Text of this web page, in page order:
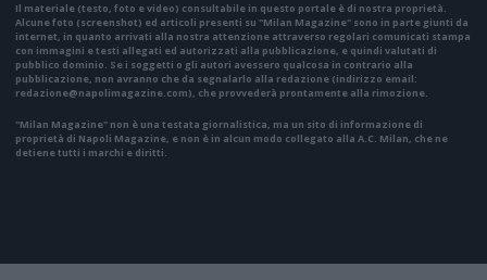
Il materiale (testo, foto e video) consultabile in questo portale è di nostra proprietà.
Alcune foto (screenshot) ed articoli presenti su "Milan Magazine" sono in parte giunti da
internet, in quanto arrivati alla nostra attenzione attraverso regolari comunicati stampa
con immagini e testi allegati ed autorizzati alla pubblicazione, e quindi valutati di
pubblico dominio. Se i soggetti o gli autori avessero qualcosa in contrario alla
pubblicazione, non avranno che da segnalarlo alla redazione (indirizzo email:
redazione@napolimagazine.com), che provvederà prontamente alla rimozione.
"Milan Magazine" non è una testata giornalistica, ma un sito di informazione di
proprietà di Napoli Magazine, e non è in alcun modo collegato alla A.C. Milan, che ne
detiene tutti i marchi e diritti.